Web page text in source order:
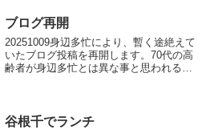
ト...
ブログ再開
20251009身辺多忙により、暫く途絶えて
いたブログ投稿を再開します。70代の高
齢者が身辺多忙とは異な事と思われるか
9/16国...
谷根千でランチ